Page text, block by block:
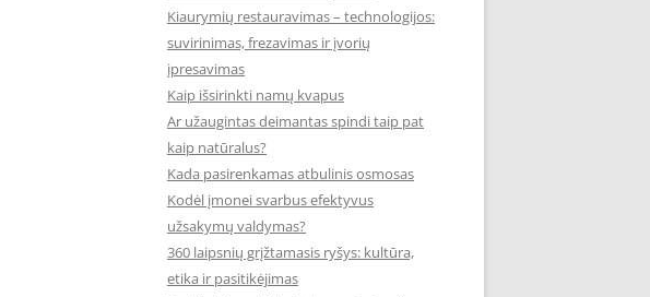
Kiaurymių restauravimas – technologijos:
suvirinimas, frezavimas ir įvorių
įpresavimas
Kaip išsirinkti namų kvapus
Ar užaugintas deimantas spindi taip pat
kaip natūralus?
Kada pasirenkamas atbulinis osmosas
Kodėl įmonei svarbus efektyvus
užsakymų valdymas?
360 laipsnių grįžtamasis ryšys: kultūra,
etika ir pasitikėjimas